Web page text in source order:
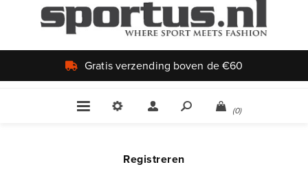
Gratis verzending boven de €60
(0)
Registreren